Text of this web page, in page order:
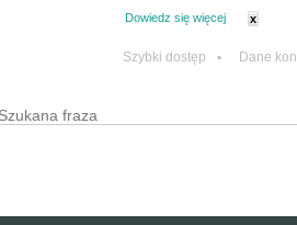
Dowiedz się więcej x
Szybki dostęp • Dane
wyszukiwania
Wyszukaj